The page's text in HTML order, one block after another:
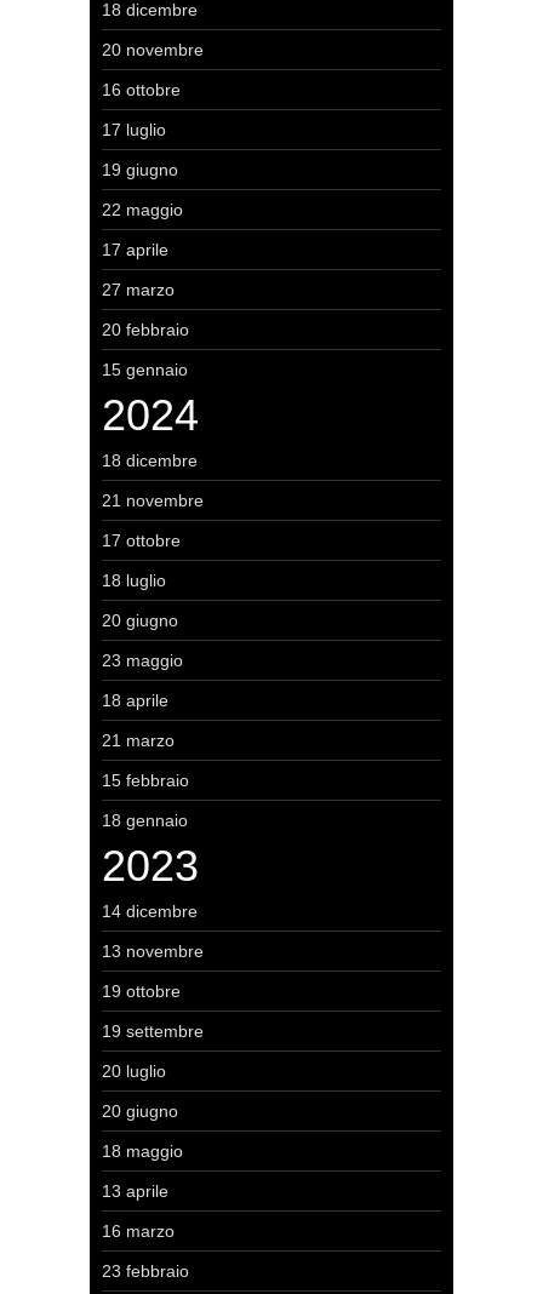
18 dicembre
20 novembre
16 ottobre
17 luglio
19 giugno
22 maggio
17 aprile
27 marzo
20 febbraio
15 gennaio
2024
18 dicembre
21 novembre
17 ottobre
18 luglio
20 giugno
23 maggio
18 aprile
21 marzo
15 febbraio
18 gennaio
2023
14 dicembre
13 novembre
19 ottobre
19 settembre
20 luglio
20 giugno
18 maggio
13 aprile
16 marzo
23 febbraio